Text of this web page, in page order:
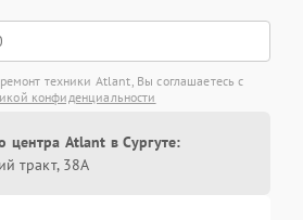
техники Atlant, Вы соглашаетесь с
конфиденциальности
центра Atlant в Сургуте:
тракт, 38А